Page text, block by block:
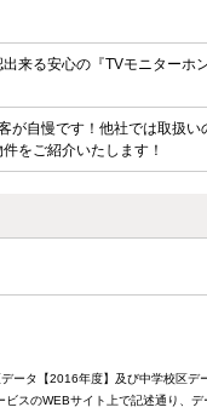
来る安心の『TVモニターホ
が自慢です！他社では取扱い
をご紹介いたします！
ータ【2016年度】及び中学校区デ
スのWEBサイト上で記述通り、デ